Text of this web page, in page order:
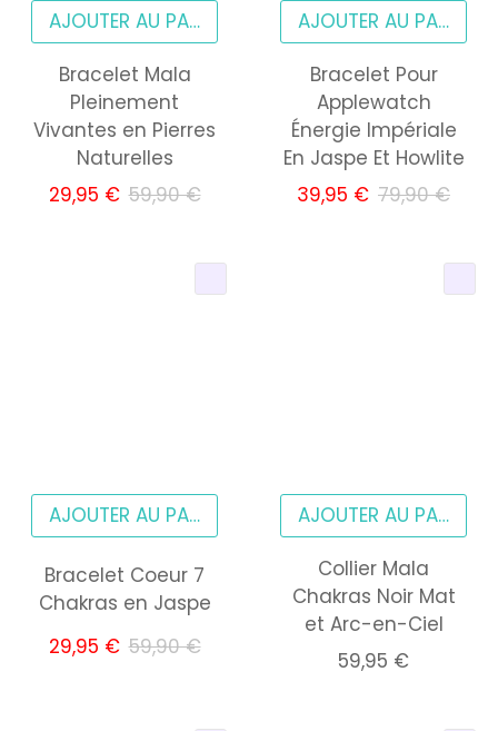
AJOUTER AU PANIER
Bracelet Mala
Pleinement
Vivantes en Pierres
Naturelles
29,95 € 59,90 €
AJOUTER AU PANIER
Bracelet Pour
Applewatch
Énergie Impériale
En Jaspe Et Howlite
39,95 € 79,90 €
AJOUTER AU PANIER
Bracelet Coeur 7
Chakras en Jaspe
29,95 € 59,90 €
AJOUTER AU PANIER
Collier Mala
Chakras Noir Mat
et Arc-en-Ciel
59,95 €